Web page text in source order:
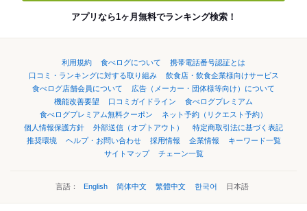
アプリなら1ヶ月無料でランキング検索！
利用規約 食べログについて
携帯電話番号認証とは
口コミ・ランキングに対する取り組み
飲食店・飲食企業様向けサービス
食べログ店舗会員について
広告（メーカー・団体様等向け）について
機能改善要望
口コミガイドライン
食べログプレミアム
食べログプレミアム無料クーポン
ネット予約（リクエスト予約）
個人情報保護方針
外部送信（オプトアウト）
特定商取引法に基づく表記
推奨環境
ヘルプ・お問い合わせ 採用情報 企業情報
キーワード一覧
サイトマップ
チェーン一覧
言語： English 简体中文 繁體中文 한국어 日本語